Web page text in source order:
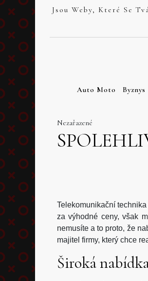
Auto Moto Byznys
Nezařazené
Telekomunikační technika
za výhodné ceny, však
nemusíte a to proto, že
majitel firmy, který chce
Široká